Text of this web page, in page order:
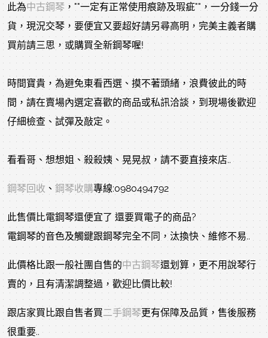
此為中古鋼琴 ，""一定有正常使用痕跡及瑕疵""，一分錢一分
貨，現況交琴，要便宜又要超好請另尋高明，完美主義者購
買前請三思，或購買全新鋼琴喔!
時間寶貴，為避免東看西選、摸不著頭緒，浪費彼此的時
間，請在賣場內選定喜歡的商品或私訊洽談，到現場後歡迎
仔細檢查、試彈及敲定。
看看哥、想想姐、殺殺姨、晃晃叔，請不要直接來店..
鋼琴回收 、 鋼琴收購專線:0980494792
此售價比電鋼琴還便宜了 還要買電子的商品?
電鋼琴的音色及觸鍵跟鋼琴完全不同，汰換快、維修不易..
此價格比跟一般社團自售的中古鋼琴還划算，更不用說琴行
賣的，且有清潔調整過，歡迎比價比較!
跟店家買比跟自售者買二手鋼琴更有保障及品質，售後服務
很重要..